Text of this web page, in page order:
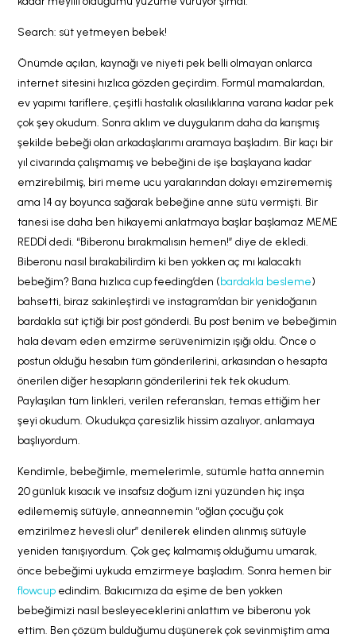
Search: süt yetmeyen bebek!
Önümde açılan, kaynağı ve niyeti pek belli olmayan onlarca
internet sitesini hızlıca gözden geçirdim. Formül mamalardan,
ev yapımı tariflere, çeşitli hastalık olasılıklarına varana kadar pek
çok şey okudum. Sonra aklım ve duygularım daha da karışmış
şekilde bebeği olan arkadaşlarımı aramaya başladım. Bir kaçı bir
yıl civarında çalışmamış ve bebeğini de işe başlayana kadar
emzirebilmiş, biri meme ucu yaralarından dolayı emzirememiş
ama 14 ay boyunca sağarak bebeğine anne sütü vermişti. Bir
tanesi ise daha ben hikayemi anlatmaya başlar başlamaz MEME
REDDİ dedi. “Biberonu bırakmalısın hemen!” diye de ekledi.
Biberonu nasıl bırakabilirdim ki ben yokken aç mı kalacaktı
bebeğim? Bana hızlıca cup feeding’den (bardakla besleme)
bahsetti, biraz sakinleştirdi ve instagram’dan bir yenidoğanın
bardakla süt içtiği bir post gönderdi. Bu post benim ve bebeğimin
hala devam eden emzirme serüvenimizin ışığı oldu. Önce o
postun olduğu hesabın tüm gönderilerini, arkasından o hesapta
önerilen diğer hesapların gönderilerini tek tek okudum.
Paylaşılan tüm linkleri, verilen referansları, temas ettiğim her
şeyi okudum. Okudukça çaresizlik hissim azalıyor, anlamaya
başlıyordum.
Kendimle, bebeğimle, memelerimle, sütümle hatta annemin
20 günlük kısacık ve insafsız doğum izni yüzünden hiç inşa
edilememiş sütüyle, anneannemin “oğlan çocuğu çok
emzirilmez hevesli olur” denilerek elinden alınmış sütüyle
yeniden tanışıyordum. Çok geç kalmamış olduğumu umarak,
önce bebeğimi uykuda emzirmeye başladım. Sonra hemen bir
flowcup edindim. Bakıcımıza da eşime de ben yokken
bebeğimizi nasıl besleyeceklerini anlattım ve biberonu yok
ettim. Ben çözüm bulduğumu düşünerek çok sevinmiştim ama